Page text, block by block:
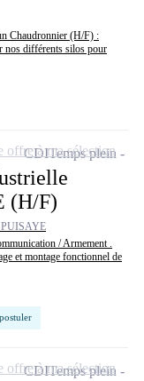
Chaudronnier (H/F) :
nos différents silos pour
(H/F)
/ Armement .
et montage fonctionnel de
CDITemps plein
offre à ma sélection
CDITemps plein
offre à ma sélection